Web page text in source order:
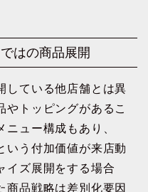
はの商品展開
している他店舗とは異
やトッピングがあるこ
ュー構成もあり、
いう付加価値が来店動
イズ展開をする場合
商品戦略は差別化要因